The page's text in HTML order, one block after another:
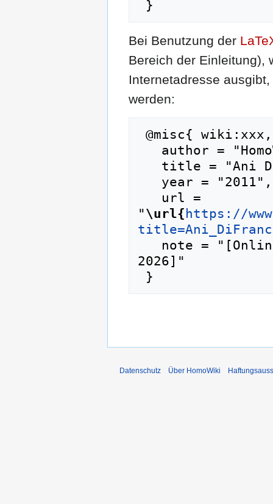
Bei Benutzung der
Bereich der Einleitung),
Internetadresse
werden:
"\url{ https://
2026]"
Datenschutz Über HomoWiki